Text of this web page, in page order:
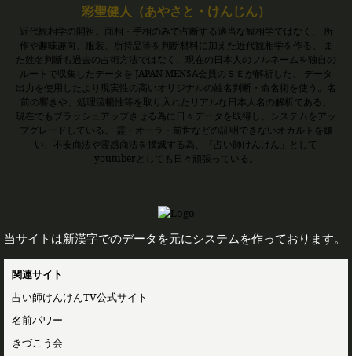
彩聖健人（あやさと・けんじん）
近代観相学の開祖。面相・手相のみで占断する適当な観相学ではなく、 所
作や趣味趣向、服装、所持品等を判断材料に加えた近代観相学を作る。 ま
た姓名判断も過去の占術方法ではなく、現在の日本人のフルネームを独自の
ルートで収集したデータを JAPAN MENSA会員のＳＥが解析した、 データ
出力を使用したより現実性の高いオリジナルの姓名判断・命名術を使う。名
前の響きや、処理流暢性等を取り入れたリアルな日本人名の解析である。
現在でもブラッシュアップさせる為に日々データを取得し、システムをアッ
プグレードしている。 霊・オーラ・前世などの証明できないオカルトを嫌
い、不安商法や霊感商法を撲滅する為、「占い師けんけん」として
youtuberとしても日々頑張っている。
当サイトは新漢字でのデータを元にシステムを作っております。
関連サイト
占い師けんけんTV公式サイト
名前パワー
きづこう会